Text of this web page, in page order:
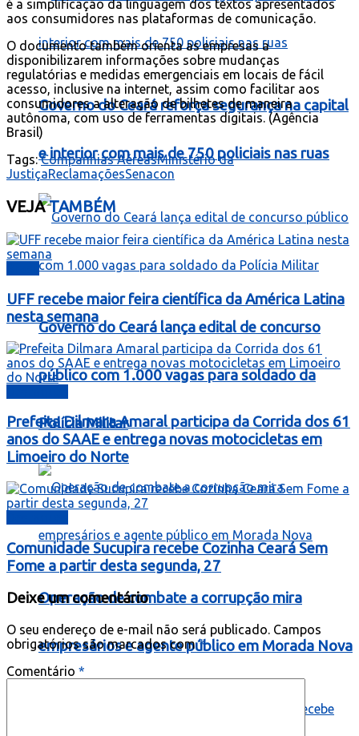
Governo do Ceará reforça segurança na capital
e interior com mais de 750 policiais nas ruas
Governo do Ceará lança edital de concurso
público com 1.000 vagas para soldado da
Polícia Militar
Operação de combate a corrupção mira
empresários e agente público em Morada Nova
é a simplificação da linguagem dos textos apresentados
aos consumidores nas plataformas de comunicação.
O documento também orienta as empresas a
disponibilizarem informações sobre mudanças
regulatórias e medidas emergenciais em locais de fácil
acesso, inclusive na internet, assim como facilitar aos
consumidores a alteração de bilhetes de maneira
autônoma, com uso de ferramentas digitais. (Agência
Brasil)
Tags: Companhias AéreasMinistério da
JustiçaReclamaçõesSenacon
VEJATAMBÉM
UFF recebe maior feira científica da América Latina
nesta semana
Prefeita Dilmara Amaral participa da Corrida dos 61
anos do SAAE e entrega novas motocicletas em
Limoeiro do Norte
Comunidade Sucupira recebe Cozinha Ceará Sem
Fome a partir desta segunda, 27
Deixe um comentário
O seu endereço de e-mail não será publicado. Campos
obrigatórios são marcados com*
Comentário *